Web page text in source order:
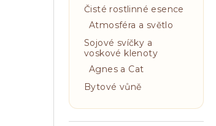
Čisté rostlinné esence
Atmosféra a světlo
Sojové svíčky a
voskové klenoty
Agnes a Cat
Bytové vůně